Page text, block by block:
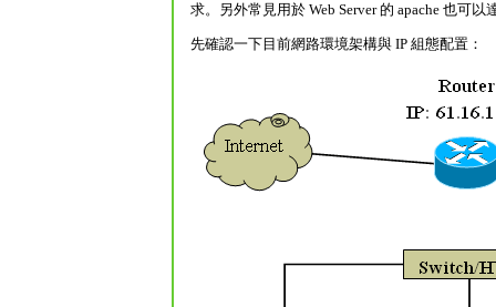
求。另外常見用於 Web Server 的 apache 也可以
先確認一下目前網路環境架構與 IP 組態配置：